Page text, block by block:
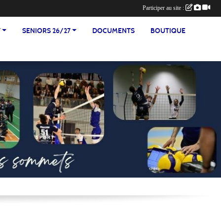
SENIORS 26/27 DOCUMENTS BOUTIQUE
Participer au site :